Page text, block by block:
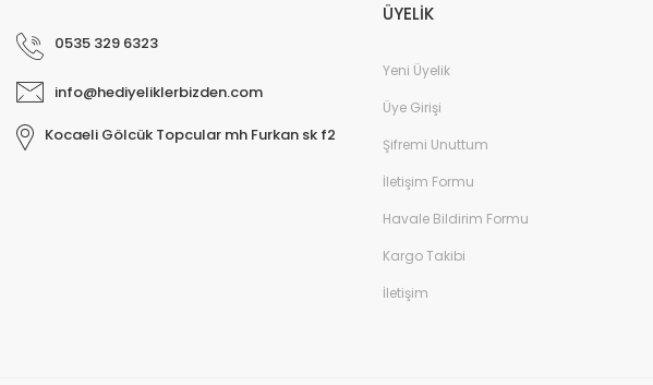
0535 329 6323
info@hediyeliklerbizden.com
Kocaeli Gölcük Topcular mh Furkan sk f2
ÜYELİK
Yeni Üyelik
Üye Girişi
Şifremi Unuttum
İletişim Formu
Havale Bildirim Formu
Kargo Takibi
İletişim